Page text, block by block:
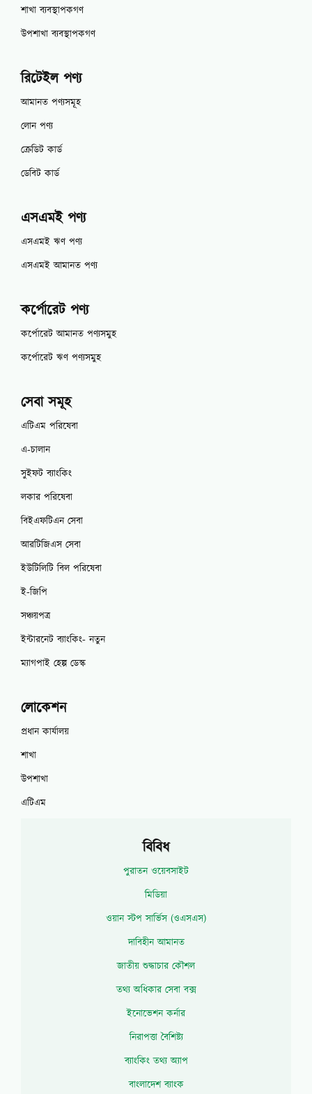
শাখা ব্যবস্থাপকগণ
উপশাখা ব্যবস্থাপকগণ
রিটেইল পণ্য
আমানত পণ্যসমূহ
লোন পণ্য
ক্রেডিট কার্ড
ডেবিট কার্ড
এসএমই পণ্য
এসএমই ঋণ পণ্য
এসএমই আমানত পণ্য
কর্পোরেট পণ্য
কর্পোরেট আমানত পণ্যসমুহ
কর্পোরেট ঋণ পণ্যসমুহ
সেবা সমূহ
এটিএম পরিষেবা
এ-চালান
সুইফট ব্যাংকিং
লকার পরিষেবা
বিইএফটিএন সেবা
আরটিজিএস সেবা
ইউটিলিটি বিল পরিষেবা
ই-জিপি
সঞ্চয়পত্র
ইন্টারনেট ব্যাংকিং- নতুন
ম্যাগপাই হেল্প ডেস্ক
লোকেশন
প্রধান কার্যালয়
শাখা
উপশাখা
এটিএম
বিবিধ
পুরাতন ওয়েবসাইট
মিডিয়া
ওয়ান স্টপ সার্ভিস (ওএসএস)
দাবিহীন আমানত
জাতীয় শুদ্ধাচার কৌশল
তথ্য অধিকার সেবা বক্স
ইনোভেশন কর্নার
নিরাপত্তা বৈশিষ্ট্য
ব্যাংকিং তথ্য অ্যাপ
বাংলাদেশ ব্যাংক